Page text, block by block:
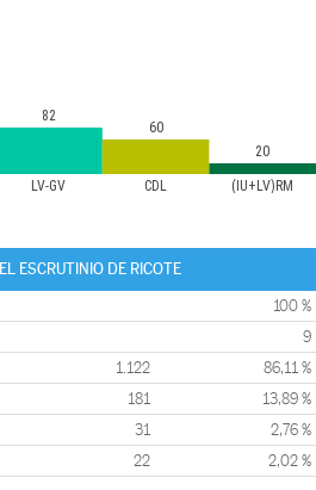
LV-GV CDL (IU+LV)RM
82
60
20
ESCRUTINIO DE RICOTE
100 %
9
1.122 86,11 %
181 13,89 %
31 2,76 %
22 2,02 %